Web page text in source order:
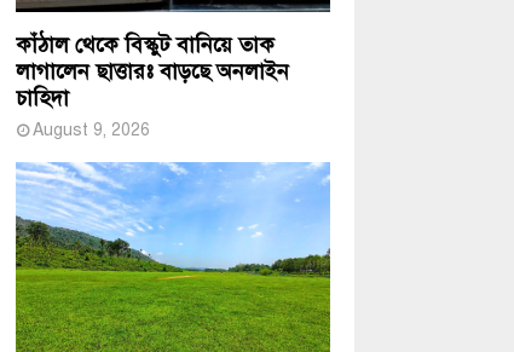
কাঁঠাল থেকে বিস্কুট বানিয়ে তাক
লাগালেন ছাত্তারঃ বাড়ছে অনলাইন
চাহিদা
August 9, 2026